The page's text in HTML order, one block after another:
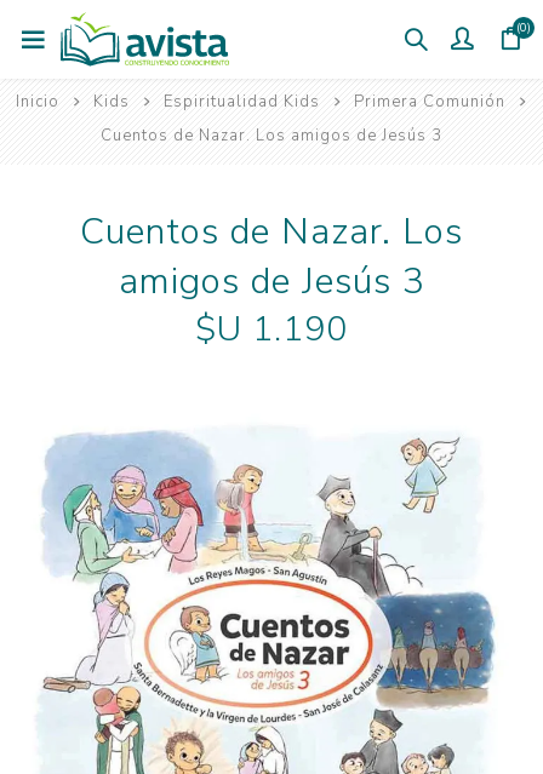
(0)
Inicio Kids Espiritualidad Kids
Primera Comunión
Cuentos de Nazar. Los amigos de Jesús 3
Cuentos de Nazar. Los
amigos de Jesús 3
$U 1.190